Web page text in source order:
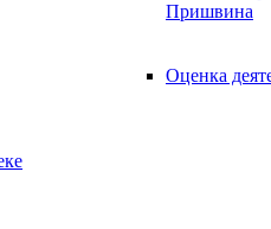
Пришвина
Оценка